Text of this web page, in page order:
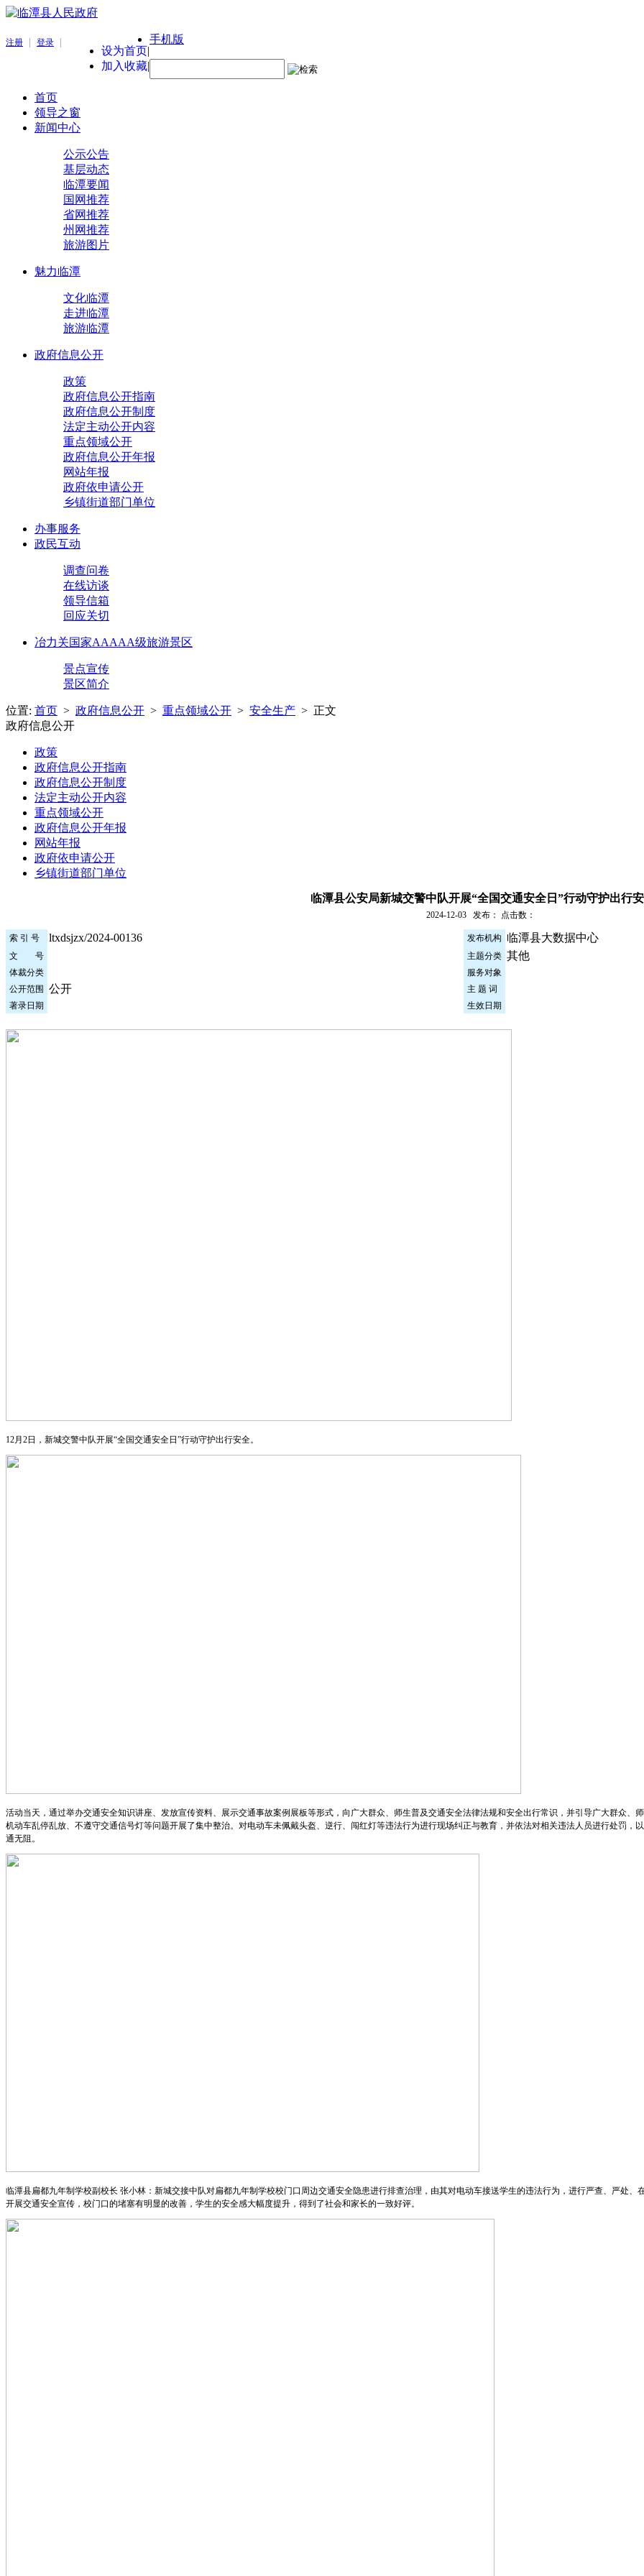
注册 登录
设为首页|
加入收藏|
手机版
首页
领导之窗
新闻中心
公示公告
基层动态
临潭要闻
国网推荐
省网推荐
州网推荐
旅游图片
魅力临潭
文化临潭
走进临潭
旅游临潭
政府信息公开
政策
政府信息公开指南
政府信息公开制度
法定主动公开内容
重点领域公开
政府信息公开年报
网站年报
政府依申请公开
乡镇街道部门单位
办事服务
政民互动
调查问卷
在线访谈
领导信箱
回应关切
冶力关国家AAAAA级旅游景区
景点宣传
景区简介
位置: 首页 > 政府信息公开 > 重点领域公开 > 安全生产 > 正文
政府信息公开
政策
政府信息公开指南
政府信息公开制度
法定主动公开内容
重点领域公开
政府信息公开年报
网站年报
政府依申请公开
乡镇街道部门单位
临潭县公安局新城交警中队开展“全国交通安全日”行动守护出行
2024-12-03 发布： 点击数：
索 引 号 ltxdsjzx/2024-00136 发布机构 临潭县大数据中心
文 号 主题分类 其他
体裁分类
服务对象
公开范围
公开
主 题 词
著录日期
生效日期
12月2日，新城交警中队开展“全国交通安全日”行动守护出行安全。
活动当天，通过举办交通安全知识讲座、发放宣传资料、展示交通事故案例展板等形式，向广大群众、师生普及交通安全法律法规和安全出行常识，并引导广大群众
机动车乱停乱放、不遵守交通信号灯等问题开展了集中整治。对电动车未佩戴头盔、逆行、闯红灯等违法行为进行现场纠正与教育，并依法对相关违法人员进行处罚
通无阻。
临潭县扁都九年制学校副校长 张小林：新城交接中队对扁都九年制学校校门口周边交通安全隐患进行排查治理，由其对电动车接送学生的违法行为，进行严查、严处
开展交通安全宣传，校门口的堵塞有明显的改善，学生的安全感大幅度提升，得到了社会和家长的一致好评。